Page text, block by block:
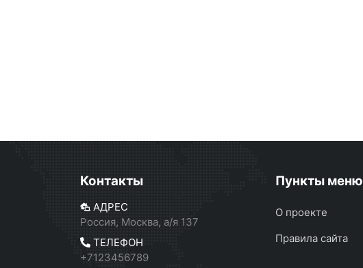
Контакты
АДРЕС
Россия, Москва, а/я 137
ТЕЛЕФОН
+7123456789
Пункты меню
О проекте
Правила сайта